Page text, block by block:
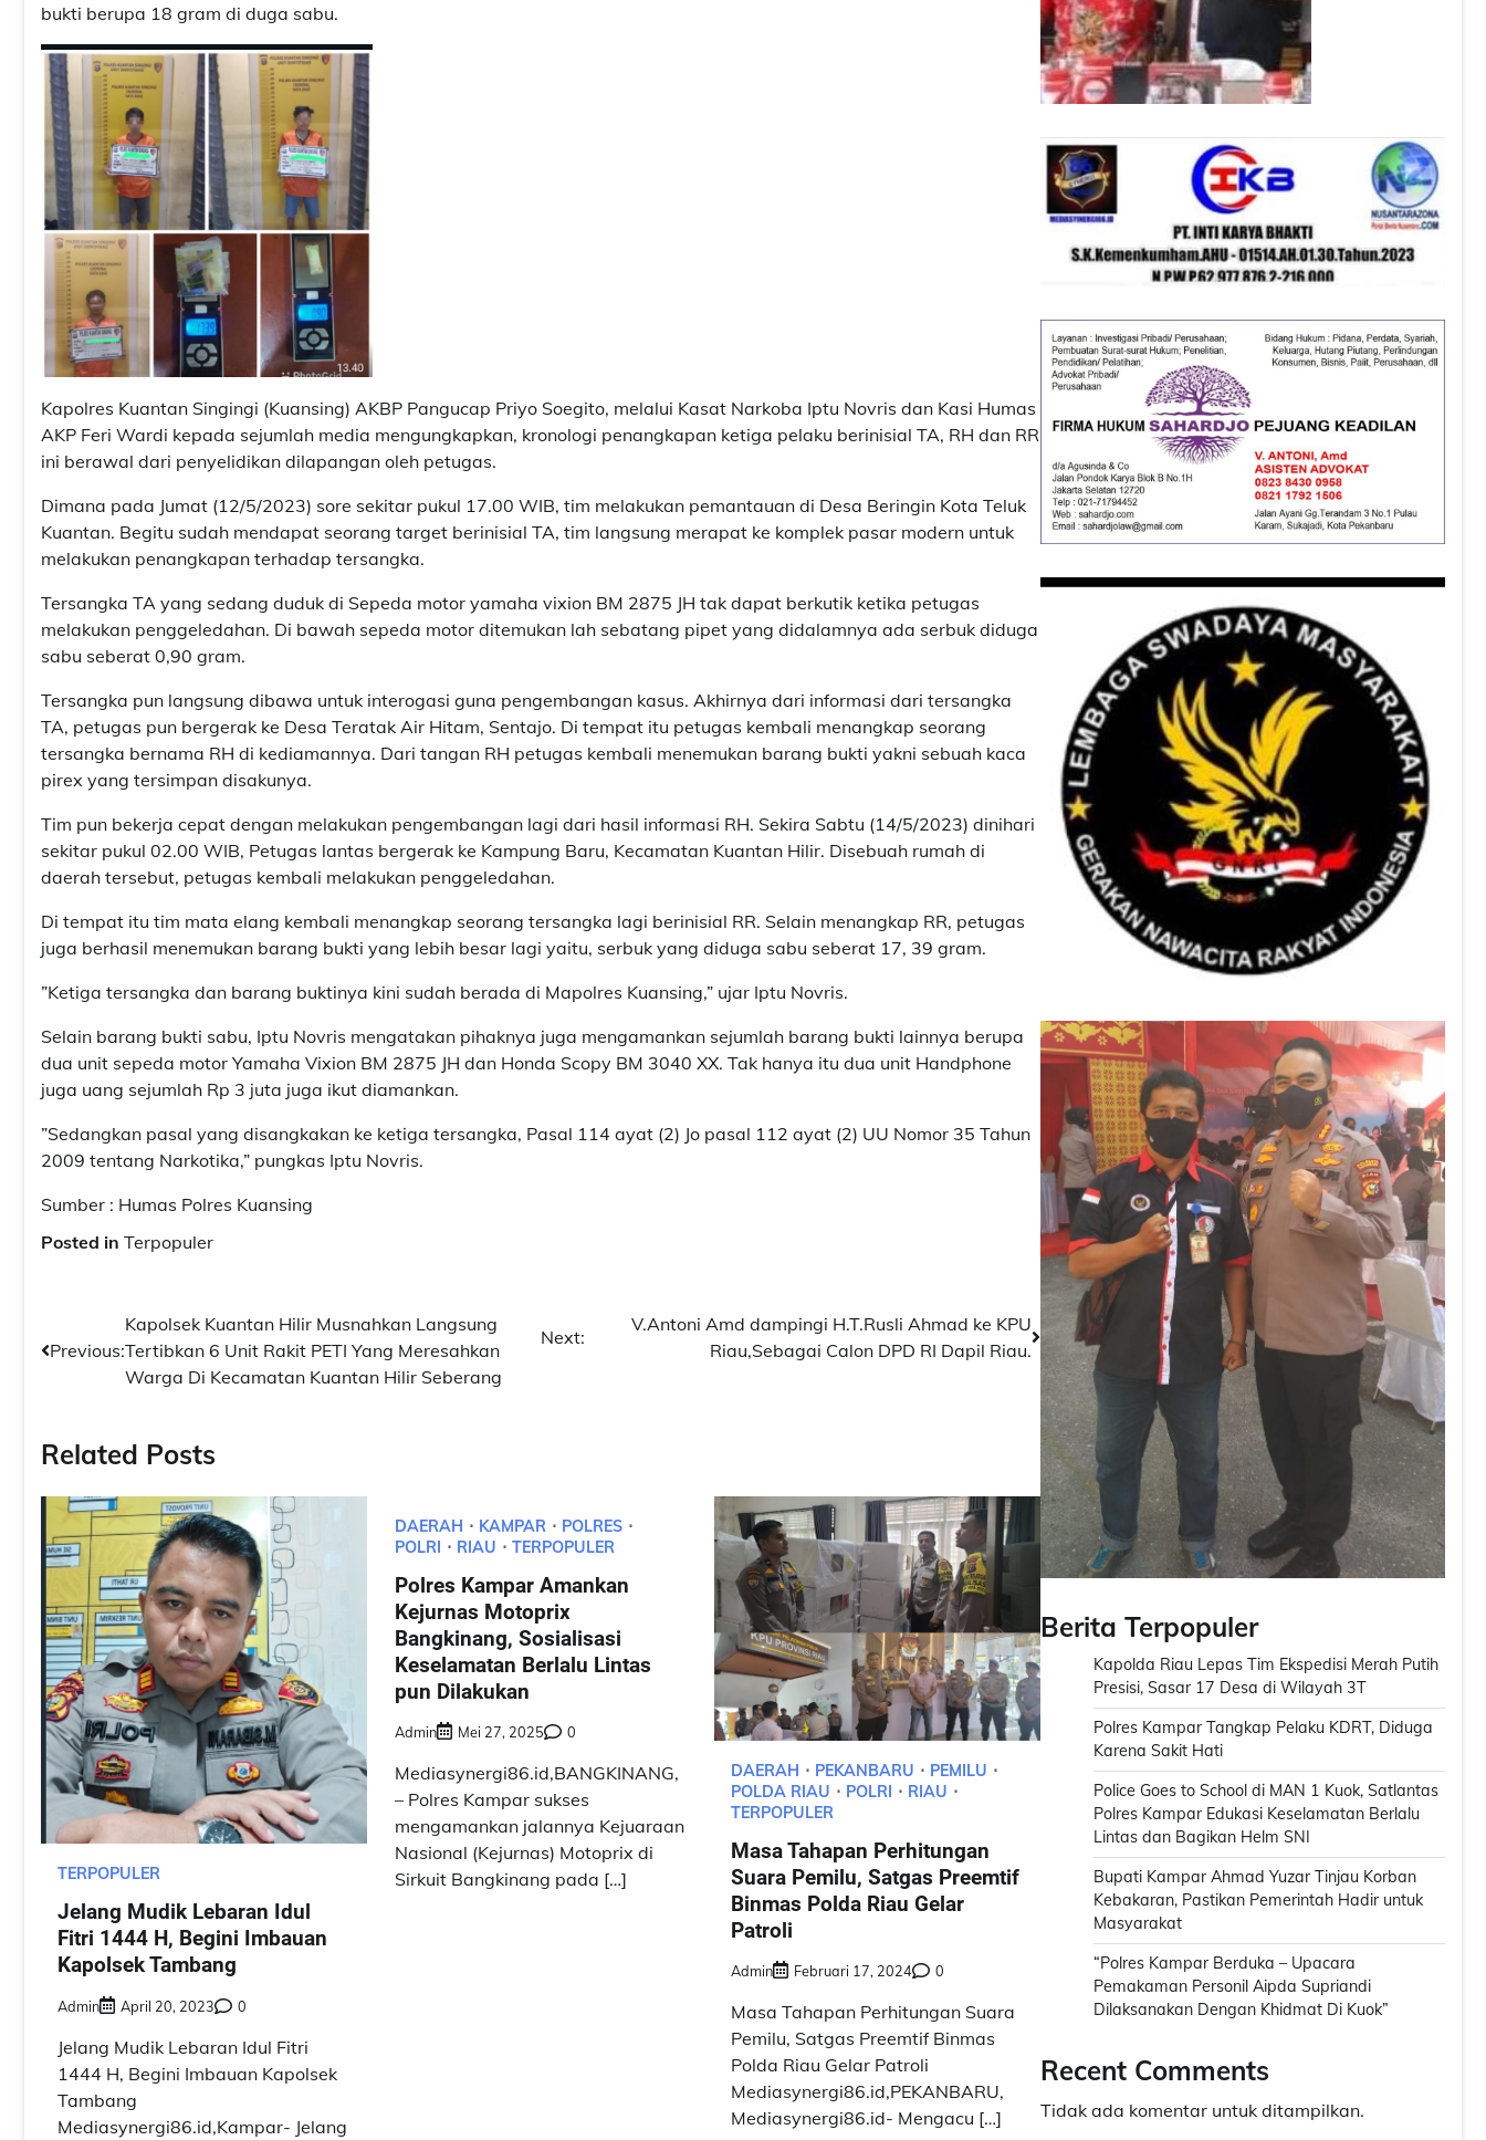
bukti berupa 18 gram di duga sabu.
Kapolres Kuantan Singingi (Kuansing) AKBP Pangucap Priyo Soegito, melalui Kasat Narkoba Iptu Novris dan Kasi Humas
AKP Feri Wardi kepada sejumlah media mengungkapkan, kronologi penangkapan ketiga pelaku berinisial TA, RH dan RR
ini berawal dari penyelidikan dilapangan oleh petugas.
Dimana pada Jumat (12/5/2023) sore sekitar pukul 17.00 WIB, tim melakukan pemantauan di Desa Beringin Kota Teluk
Kuantan. Begitu sudah mendapat seorang target berinisial TA, tim langsung merapat ke komplek pasar modern untuk
melakukan penangkapan terhadap tersangka.
Tersangka TA yang sedang duduk di Sepeda motor yamaha vixion BM 2875 JH tak dapat berkutik ketika petugas
melakukan penggeledahan. Di bawah sepeda motor ditemukan lah sebatang pipet yang didalamnya ada serbuk diduga
sabu seberat 0,90 gram.
Tersangka pun langsung dibawa untuk interogasi guna pengembangan kasus. Akhirnya dari informasi dari tersangka
TA, petugas pun bergerak ke Desa Teratak Air Hitam, Sentajo. Di tempat itu petugas kembali menangkap seorang
tersangka bernama RH di kediamannya. Dari tangan RH petugas kembali menemukan barang bukti yakni sebuah kaca
pirex yang tersimpan disakunya.
Tim pun bekerja cepat dengan melakukan pengembangan lagi dari hasil informasi RH. Sekira Sabtu (14/5/2023) dinihari
sekitar pukul 02.00 WIB, Petugas lantas bergerak ke Kampung Baru, Kecamatan Kuantan Hilir. Disebuah rumah di
daerah tersebut, petugas kembali melakukan penggeledahan.
Di tempat itu tim mata elang kembali menangkap seorang tersangka lagi berinisial RR. Selain menangkap RR, petugas
juga berhasil menemukan barang bukti yang lebih besar lagi yaitu, serbuk yang diduga sabu seberat 17, 39 gram.
”Ketiga tersangka dan barang buktinya kini sudah berada di Mapolres Kuansing,” ujar Iptu Novris.
Selain barang bukti sabu, Iptu Novris mengatakan pihaknya juga mengamankan sejumlah barang bukti lainnya berupa
dua unit sepeda motor Yamaha Vixion BM 2875 JH dan Honda Scopy BM 3040 XX. Tak hanya itu dua unit Handphone
juga uang sejumlah Rp 3 juta juga ikut diamankan.
”Sedangkan pasal yang disangkakan ke ketiga tersangka, Pasal 114 ayat (2) Jo pasal 112 ayat (2) UU Nomor 35 Tahun
2009 tentang Narkotika,” pungkas Iptu Novris.
Sumber : Humas Polres Kuansing
Posted in Terpopuler
Navigasi
Previous:
Kapolsek Kuantan Hilir Musnahkan Langsung
Tertibkan 6 Unit Rakit PETI Yang Meresahkan
Warga Di Kecamatan Kuantan Hilir Seberang
Next:
V.Antoni Amd dampingi H.T.Rusli Ahmad ke KPU
Riau,Sebagai Calon DPD RI Dapil Riau.
Related Posts
TERPOPULER
Jelang Mudik Lebaran Idul
Fitri 1444 H, Begini Imbauan
Kapolsek Tambang
Admin April 20, 2023 0
Jelang Mudik Lebaran Idul Fitri
1444 H, Begini Imbauan Kapolsek
Tambang
Mediasynergi86.id,Kampar- Jelang
DAERAH KAMPAR
POLRES
POLRI
RIAU TERPOPULER
Polres Kampar Amankan
Kejurnas Motoprix
Bangkinang, Sosialisasi
Keselamatan Berlalu Lintas
pun Dilakukan
Admin Mei 27, 2025 0
Mediasynergi86.id,BANGKINANG,
– Polres Kampar sukses
mengamankan jalannya Kejuaraan
Nasional (Kejurnas) Motoprix di
Sirkuit Bangkinang pada […]
DAERAH PEKANBARU
PEMILU
POLDA RIAU
POLRI
RIAU
TERPOPULER
Masa Tahapan Perhitungan
Suara Pemilu, Satgas Preemtif
Binmas Polda Riau Gelar
Patroli
Admin Februari 17, 2024 0
Masa Tahapan Perhitungan Suara
Pemilu, Satgas Preemtif Binmas
Polda Riau Gelar Patroli
Mediasynergi86.id,PEKANBARU,
Mediasynergi86.id- Mengacu […]
Berita Terpopuler
Kapolda Riau Lepas Tim Ekspedisi Merah Putih
Presisi, Sasar 17 Desa di Wilayah 3T
Polres Kampar Tangkap Pelaku KDRT, Diduga
Karena Sakit Hati
Police Goes to School di MAN 1 Kuok, Satlantas
Polres Kampar Edukasi Keselamatan Berlalu
Lintas dan Bagikan Helm SNI
Bupati Kampar Ahmad Yuzar Tinjau Korban
Kebakaran, Pastikan Pemerintah Hadir untuk
Masyarakat
“Polres Kampar Berduka – Upacara
Pemakaman Personil Aipda Supriandi
Dilaksanakan Dengan Khidmat Di Kuok”
Recent Comments
Tidak ada komentar untuk ditampilkan.